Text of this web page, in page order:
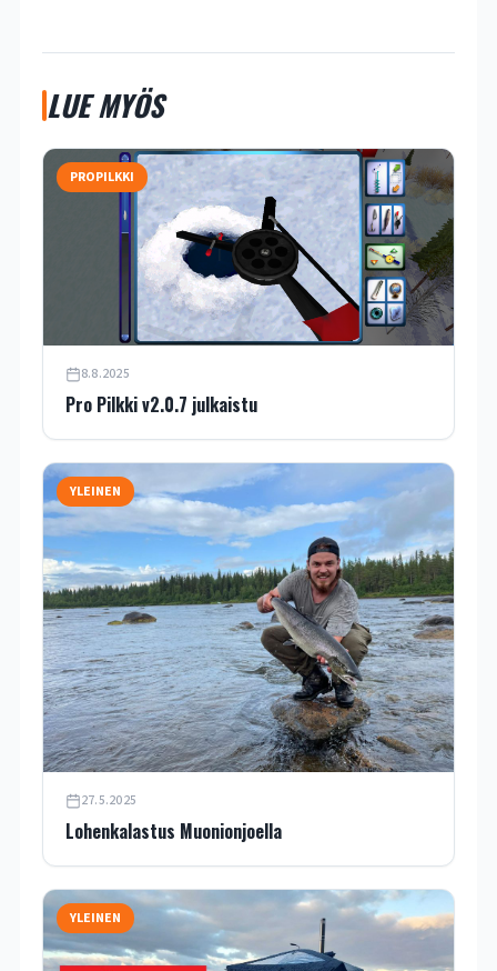
LUE MYÖS
PROPILKKI
8.8.2025
Pro Pilkki v2.0.7 julkaistu
YLEINEN
27.5.2025
Lohenkalastus Muonionjoella
YLEINEN